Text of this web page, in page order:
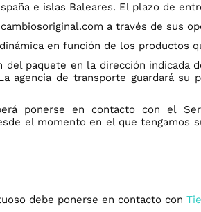
e islas Baleares. El plazo de
a través de sus
en función de los productos
paquete en la dirección
agencia de transporte guardará
ponerse en contacto con el
el momento en el que
debe ponerse en contacto con